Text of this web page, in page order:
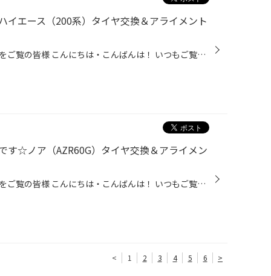
エース（200系）タイヤ交換＆アライメント
タイヤ館かわごえのホームページをご覧の皆様 こんにちは・こんばんは！ いつもご覧いただきありがとうございます！！ 本日はトヨタ・ハイエースのタイヤ交換とアライメントの紹介です。 だいぶ減ってきたので・・・とのことでご来店いただきました。 タイヤを確認させていただいたところ、全体的に...
す☆ノア（AZR60G）タイヤ交換＆アライメン
タイヤ館かわごえのホームページをご覧の皆様 こんにちは・こんばんは！ いつもご覧いただきありがとうございます！！ 本日はトヨタ・ノアのタイヤ交換とアライメントの紹介です。 だいぶ減ってきたので・・・とのことでご来店いただきました。 タイヤを確認させていただいたところ、減りと共に硬化...
< 1 2 3 4 5 6 >